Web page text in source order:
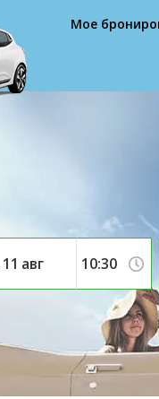
Română
العربية
Мое
11 авг